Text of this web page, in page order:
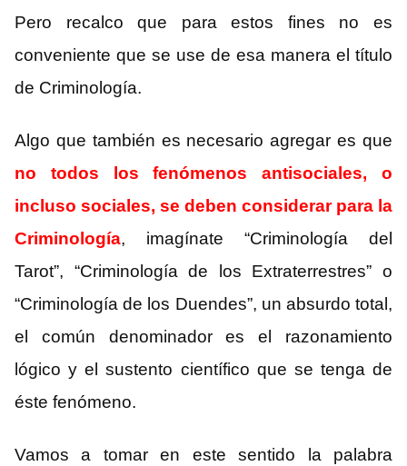
Pero recalco que para estos fines no es
conveniente que se use de esa manera el título
de Criminología.
Algo que también es necesario agregar es que
no todos los fenómenos antisociales, o
incluso sociales, se deben considerar para la
Criminología, imagínate “Criminología del
Tarot”, “Criminología de los Extraterrestres” o
“Criminología de los Duendes”, un absurdo total,
el común denominador es el razonamiento
lógico y el sustento científico que se tenga de
éste fenómeno.
Vamos a tomar en este sentido la palabra